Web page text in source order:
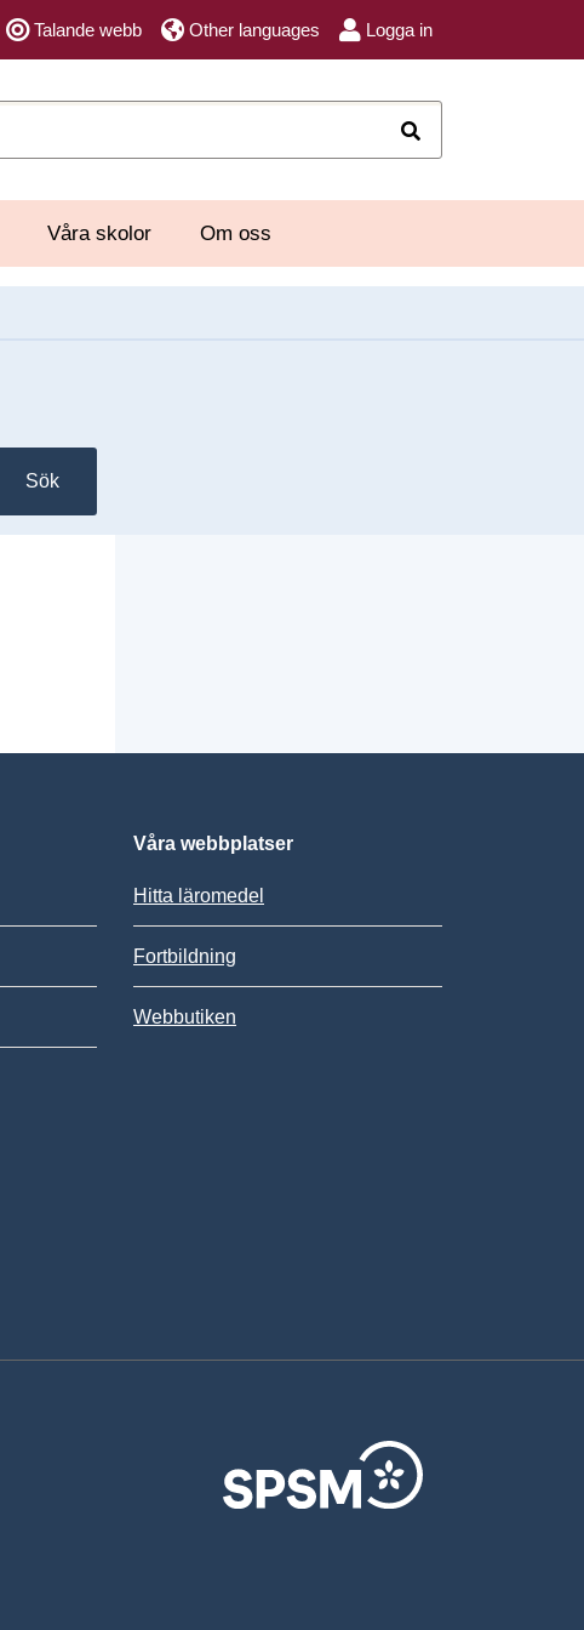
Talande webb Other languages Logga in
Våra skolor Om oss
Sök
Våra webbplatser
Hitta läromedel
Fortbildning
Webbutiken